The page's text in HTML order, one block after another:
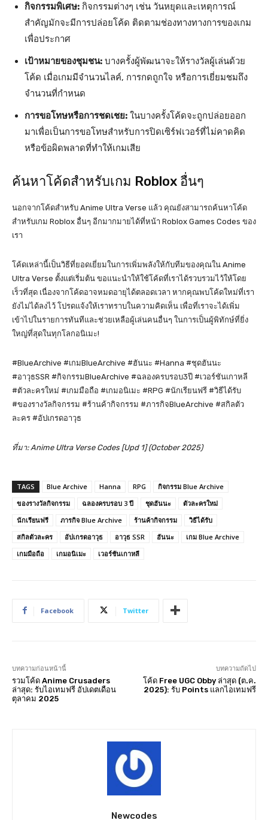
กิจกรรมพิเศษ: กิจกรรมต่างๆ เช่น วันหยุดและเหตุการณ์
สำคัญมักจะมีการปล่อยโค้ด ติดตามช่องทางทางการของเกม
เพื่อประกาศ
เป้าหมายของชุมชน: บางครั้งผู้พัฒนาจะให้รางวัลผู้เล่นด้วย
โค้ด เมื่อเกมมีจำนวนไลค์, การกดถูกใจ หรือการเยี่ยมชมถึง
จำนวนที่กำหนด
การขอโทษหรือการชดเชย: ในบางครั้งโค้ดจะถูกปล่อยออก
มาเพื่อเป็นการขอโทษสำหรับการปิดเซิร์ฟเวอร์ที่ไม่คาดคิด
หรือข้อผิดพลาดที่ทำให้เกมเสีย
ค้นหาโค้ดสำหรับเกม Roblox อื่นๆ
นอกจากโค้ดสำหรับ Anime Ultra Verse แล้ว คุณยังสามารถค้นหาโค้ด
สำหรับเกม Roblox อื่นๆ อีกมากมายได้ที่หน้า Roblox Games Codes ของ
เรา
โค้ดเหล่านี้เป็นวิธีที่ยอดเยี่ยมในการเพิ่มพลังให้กับทีมของคุณใน Anime
Ultra Verse ตั้งแต่เริ่มต้น ขอแนะนำให้ใช้โค้ดที่เราได้รวบรวมไว้ให้โดย
เร็วที่สุด เนื่องจากโค้ดอาจหมดอายุได้ตลอดเวลา หากคุณพบโค้ดใหม่ที่เรา
ยังไม่ได้ลงไว้ โปรดแจ้งให้เราทราบในความคิดเห็น เพื่อที่เราจะได้เพิ่ม
เข้าไปในรายการทันทีและช่วยเหลือผู้เล่นคนอื่นๆ ในการเป็นผู้พิทักษ์ที่ยิ่ง
ใหญ่ที่สุดในทุกโลกอนิเมะ!
#BlueArchive #เกมBlueArchive #ฮันนะ #Hanna #ชุดฮันนะ
#อาวุธSSR #กิจกรรมBlueArchive #ฉลองครบรอบ3ปี #เวอร์ชันเกาหลี
#ตัวละครใหม่ #เกมมือถือ #เกมอนิเมะ #RPG #นักเรียนฟรี #วิธีได้รับ
#ของรางวัลกิจกรรม #ร้านค้ากิจกรรม #ภารกิจBlueArchive #สกิลตัว
ละคร #อัปเกรดอาวุธ
ที่มา: Anime Ultra Verse Codes [Upd 1] (October 2025)
TAGS Blue Archive Hanna RPG
กิจกรรม Blue Archive
ของรางวัลกิจกรรม
ฉลองครบรอบ 3 ปี ชุดฮันนะ
ตัวละครใหม่
นักเรียนฟรี
ภารกิจ Blue Archive ร้านค้ากิจกรรม
วิธีได้รับ
สกิลตัวละคร
อัปเกรดอาวุธ อาวุธ SSR ฮันนะ
เกม Blue Archive
เกมมือถือ
เกมอนิเมะ เวอร์ชันเกาหลี
Facebook Twitter
บทความก่อนหน้านี้
รวมโค้ด Anime Crusaders
ล่าสุด: รับไอเทมฟรี อัปเดตเดือน
ตุลาคม 2025
บทความถัดไป
โค้ด Free UGC Obby ล่าสุด (ต.ค.
2025): รับ Points แลกไอเทมฟรี
Newcodes